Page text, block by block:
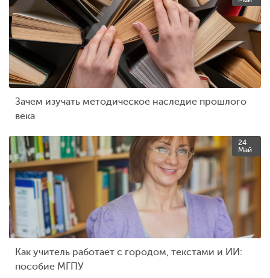
Зачем изучать методическое наследие прошлого
века
24
Май
Как учитель работает с городом, текстами и ИИ:
пособие МГПУ